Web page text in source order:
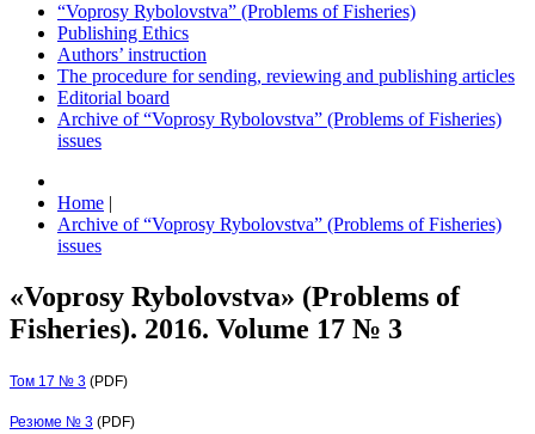
“Voprosy Rybolovstva” (Problems of Fisheries)
Publishing Ethics
Authors’ instruction
The procedure for sending, reviewing and publishing articles
Editorial board
Archive of “Voprosy Rybolovstva” (Problems of Fisheries)
issues
Home |
Archive of “Voprosy Rybolovstva” (Problems of Fisheries)
issues
«Voprosy Rybolovstva» (Problems of
Fisheries). 2016. Volume 17 № 3
Том 17 № 3 (PDF)
Резюме № 3 (PDF)